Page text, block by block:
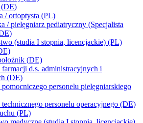
(DE)
/ ortoptysta (PL)
/ pielęgniarz pediatryczny (Specjalista
(studia I stopnia, licencjackie) (PL)
(DE)
d.s. administracyjnych i
(DE)
personelu pielęgniarskiego
personelu operacyjnego (DE)
(PL)